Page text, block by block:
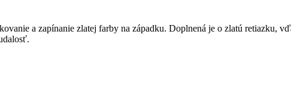
a zapínanie zlatej farby na západku. Doplnená je o zlatú retiazku,